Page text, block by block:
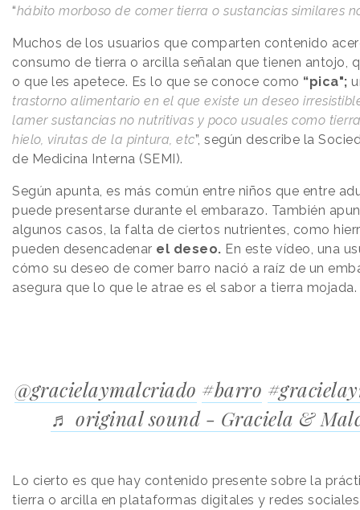
“hábito morboso de comer tierra o sustancias similares
Muchos de los usuarios que comparten contenido
consumo de tierra o arcilla señalan que tienen antojo,
o que les apetece. Es lo que se conoce como “pica";
trastorno alimentario en el que existe un deseo
lamer sustancias no nutritivas y poco usuales como
hielo, virutas de la pintura, etc”, según describe la
de Medicina Interna (SEMI).
Según apunta, es más común entre niños que entre
puede presentarse durante el embarazo. También
algunos casos, la falta de ciertos nutrientes, como
pueden desencadenar el deseo. En este vídeo, una
cómo su deseo de comer barro nació a raíz de un
asegura que lo que le atrae es el sabor a tierra mojada.
@gracielaymalcriado #barro
♬ original sound - Graciela &
Lo cierto es que hay contenido presente sobre la
tierra o arcilla en plataformas digitales y redes